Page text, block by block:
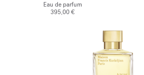
Eau de parfum
395,00 €